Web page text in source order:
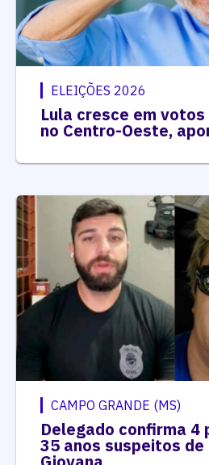
ELEIÇÕES 2026
Lula cresce em
no Centro-Oeste,
CAMPO GRANDE (MS)
Delegado confirma 4
35 anos suspeitos